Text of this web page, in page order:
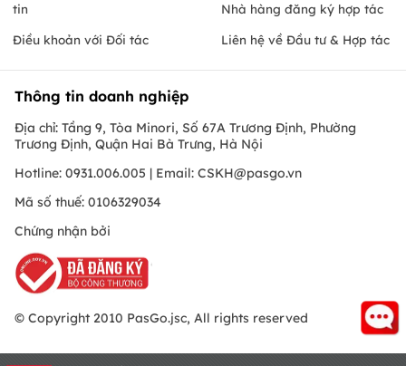
tin
Điều khoản với Đối tác
Nhà hàng đăng ký hợp tác
Liên hệ về Đầu tư & Hợp tác
Thông tin doanh nghiệp
Địa chỉ: Tầng 9, Tòa Minori, Số 67A Trương Định, Phường
Trương Định, Quận Hai Bà Trưng, Hà Nội
Hotline: 0931.006.005 | Email: CSKH@pasgo.vn
Mã số thuế: 0106329034
Chứng nhận bởi
© Copyright 2010 PasGo.jsc, All rights reserved